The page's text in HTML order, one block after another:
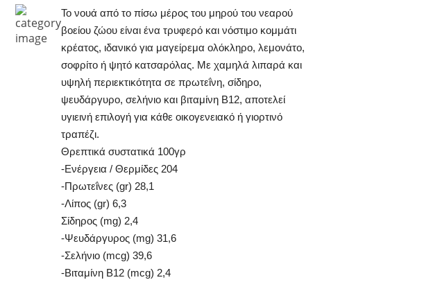
ΑΓΌΡΑΣΕ ΤΏΡΑ
Το νουά από το πίσω μέρος του μηρού του νεαρού
βοείου ζώου είναι ένα τρυφερό και νόστιμο κομμάτι
κρέατος, ιδανικό για μαγείρεμα ολόκληρο, λεμονάτο,
σοφρίτο ή ψητό κατσαρόλας. Με χαμηλά λιπαρά και
υψηλή περιεκτικότητα σε πρωτεΐνη, σίδηρο,
ψευδάργυρο, σελήνιο και βιταμίνη B12, αποτελεί
υγιεινή επιλογή για κάθε οικογενειακό ή γιορτινό
τραπέζι.
Θρεπτικά συστατικά 100γρ
-Ενέργεια / Θερμίδες 204
-Πρωτεΐνες (gr) 28,1
-Λίπος (gr) 6,3
Σίδηρος (mg) 2,4
-Ψευδάργυρος (mg) 31,6
-Σελήνιο (mcg) 39,6
-Βιταμίνη B12 (mcg) 2,4